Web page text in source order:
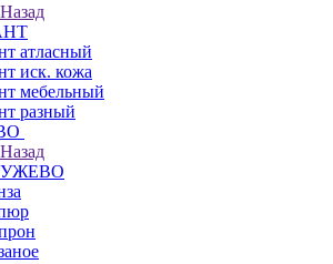
Назад
атласный
иск. кожа
мебельный
разный
Назад